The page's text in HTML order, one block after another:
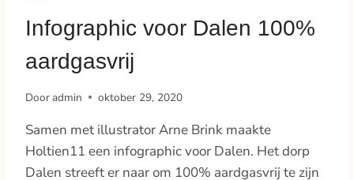
Infographic voor Dalen 100%
aardgasvrij
Dooradmin oktober 29, 2020
Samen met illustrator Arne Brink maakte
Holtien11 een infographic voor Dalen. Het dorp
Dalen streeft er naar om 100% aardgasvrij te zijn